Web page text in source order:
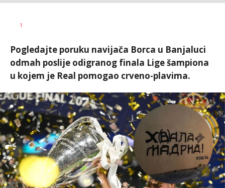
AUTOR
1
Pogledajte poruku navijača Borca u Banjaluci
odmah poslije odigranog finala Lige šampiona
u kojem je Real pomogao crveno-plavima.